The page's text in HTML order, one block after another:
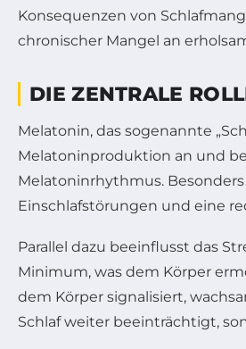
Konsequenzen von
chronischer Mangel an
DIE ZENTRALE
Melatonin, das sogenannte
Melatoninproduktion an und
Melatoninrhythmus.
Einschlafstörungen und eine
Parallel dazu beeinflusst das
Minimum, was dem Körper
dem Körper signalisiert,
Schlaf weiter beeinträchtigt,